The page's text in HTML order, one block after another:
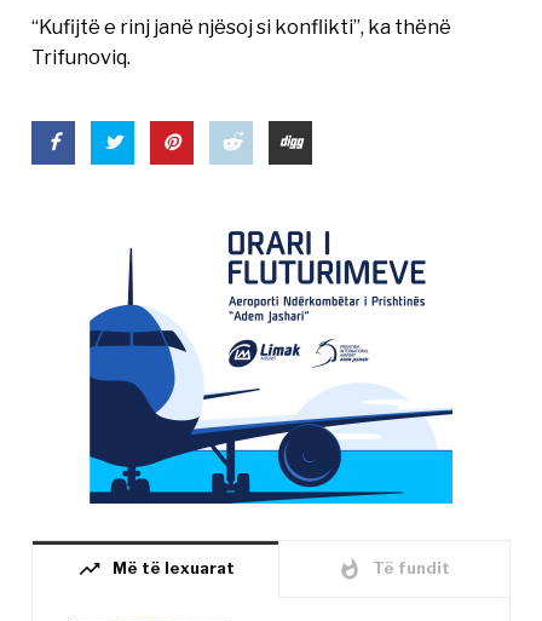
“Kufijtë e rinj janë njësoj si konflikti”, ka thënë
Trifunoviq.
trending_up Më të lexuarat whatshot Të fundit